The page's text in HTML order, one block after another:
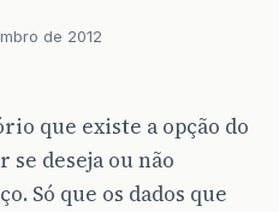
de 2012
que existe a opção do
deseja ou não
Só que os dados que